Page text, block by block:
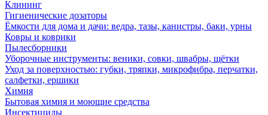
Клининг
Гигиенические дозаторы
Ёмкости для дома и дачи: ведра, тазы, канистры, баки, урны
Ковры и коврики
Пылесборники
Уборочные инструменты: веники, совки, швабры, щётки
Уход за поверхностью: губки, тряпки, микрофибра, перчатки,
салфетки, ершики
Химия
Бытовая химия и моющие средства
Инсектициды